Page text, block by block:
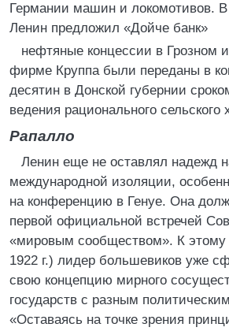
Германии машин и локомотивов.
Ленин предложил «Дойче банк»
нефтяные концессии в Грозном
фирме Круппа были переданы в
десятин в Донской губернии
ведения рационального сельского
Рапалло
Ленин еще не оставлял надежд
международной изоляции,
на конференцию в Генуе. Она
первой официальной встречей
«мировым сообществом». К этому
1922 г.) лидер большевиков уже
свою концепцию мирного
государств с разным
«Оставаясь на точке зрения